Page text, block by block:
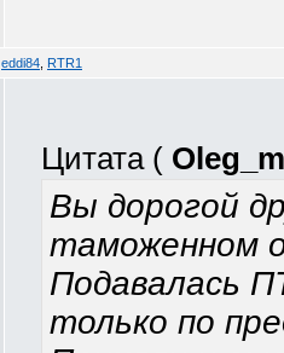
eddi84 RTR1
Цитата (
Вы дорогой
таможенном
Подавалась
только по